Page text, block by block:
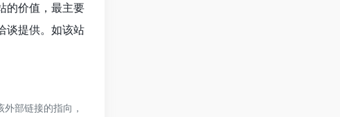
的价值，最主要
谈提供。如该站
部链接的指向，